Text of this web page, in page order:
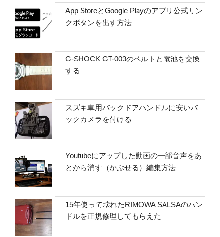
App StoreとGoogle Playのアプリ公式リン
クボタンを出す方法
G-SHOCK GT-003のベルトと電池を交換
する
スズキ車用バックドアハンドルに安いバ
ックカメラを付ける
Youtubeにアップした動画の一部音声をあ
とから消す（かぶせる）編集方法
15年使って壊れたRIMOWA SALSAのハン
ドルを正規修理してもらえた